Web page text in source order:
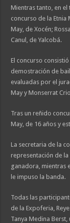
Mientras tanto, en
concurso de la Etnia
May, de Xocén;
Canul, de Yalcobá.
El concurso
demostración de
evaluadas por el
May y Monserrat
Tras un reñido
May, de 16 años y
La secretaria de la
representación de la
ganadora, mientras
le impuso la banda.
Todas las
de la Expoferia,
Tanya Medina